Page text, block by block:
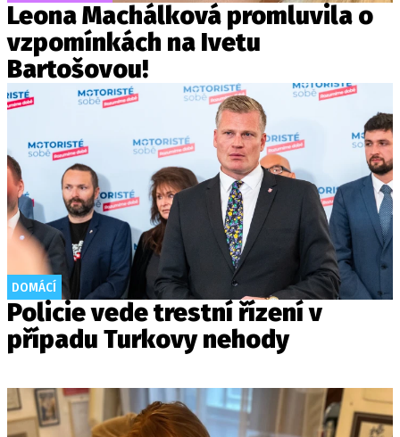
Leona Machálková promluvila o
vzpomínkách na Ivetu
Bartošovou!
DOMÁCÍ
Policie vede trestní řízení v
případu Turkovy nehody